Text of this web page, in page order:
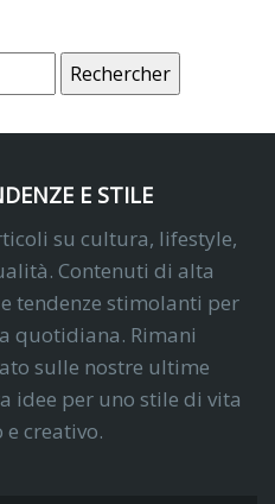
E STILE
su cultura, lifestyle,
Contenuti di alta
tendenze stimolanti per
quotidiana. Rimani
sulle nostre ultime
idee per uno stile di vita
creativo.